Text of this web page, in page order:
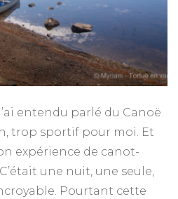
entendu parlé du Canoë
trop sportif pour moi. Et
expérience de canot-
une nuit, une seule,
Pourtant cette